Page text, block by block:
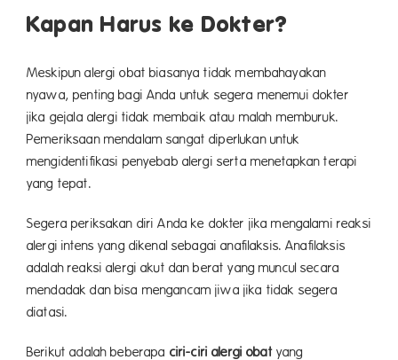
Kapan Harus ke Dokter?
Meskipun alergi obat biasanya tidak membahayakan
nyawa, penting bagi Anda untuk segera menemui dokter
jika gejala alergi tidak membaik atau malah memburuk.
Pemeriksaan mendalam sangat diperlukan untuk
mengidentifikasi penyebab alergi serta menetapkan terapi
yang tepat.
Segera periksakan diri Anda ke dokter jika mengalami reaksi
alergi intens yang dikenal sebagai anafilaksis. Anafilaksis
adalah reaksi alergi akut dan berat yang muncul secara
mendadak dan bisa mengancam jiwa jika tidak segera
diatasi.
Berikut adalah beberapa ciri-ciri alergi obat yang